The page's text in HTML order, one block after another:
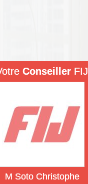
Conseiller FIJ
M Soto Christophe